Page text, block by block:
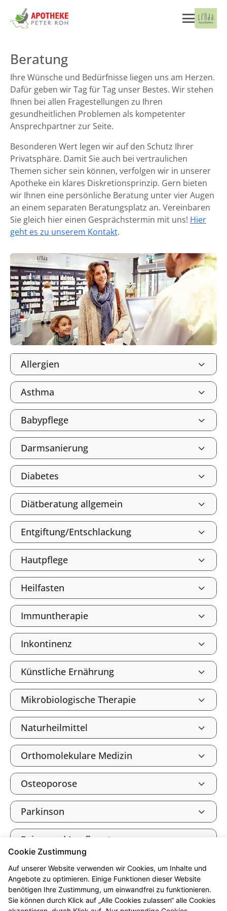
Beratung
Ihre Wünsche und Bedürfnisse liegen uns am Herzen.
Dafür geben wir Tag für Tag unser Bestes. Wir stehen
Ihnen bei allen Fragestellungen zu Ihren
gesundheitlichen Problemen als kompetenter
Ansprechpartner zur Seite.
Besonderen Wert legen wir auf den Schutz Ihrer
Privatsphäre. Damit Sie auch bei vertraulichen
Themen sicher sein können, verfolgen wir in unserer
Apotheke ein klares Diskretionsprinzip. Gern bieten
wir Ihnen eine persönliche Beratung unter vier Augen
an einem separaten Beratungsplatz an. Vereinbaren
Sie gleich hier einen Gesprächstermin mit uns! Hier
geht es zu unserem Kontakt.
Allergien
Asthma
Babypflege
Darmsanierung
Diabetes
Diätberatung allgemein
Entgiftung/Entschlackung
Hautpflege
Heilfasten
Immuntherapie
Inkontinenz
Künstliche Ernährung
Mikrobiologische Therapie
Naturheilmittel
Orthomolekulare Medizin
Osteoporose
Parkinson
Reise- und Impfberatung
Säure-Basen-Haushalt
Tee und Heilkräuter
Cookie Zustimmung
Auf unserer Website verwenden wir Cookies, um Inhalte und
Angebote zu optimieren. Einige Funktionen dieser Website
benötigen Ihre Zustimmung, um einwandfrei zu funktionieren.
Sie können durch Klick auf „Alle Cookies zulassen“ alle Cookies